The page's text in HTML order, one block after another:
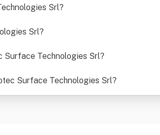
Srl?
Srl?
Surface Technologies Srl?
Surface Technologies Srl?